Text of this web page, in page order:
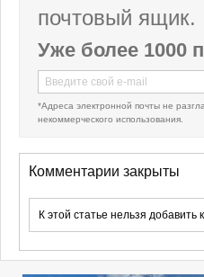
почтовый ящик.
Уже более 1000
*Адреса электронной почты не
некоммерческого использования.
Комментарии закрыты
К этой статье нельзя добавить